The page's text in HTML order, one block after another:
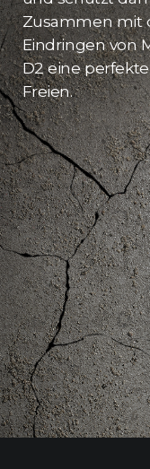
Zusammen mit
Eindringen von
D2 eine
Freien.